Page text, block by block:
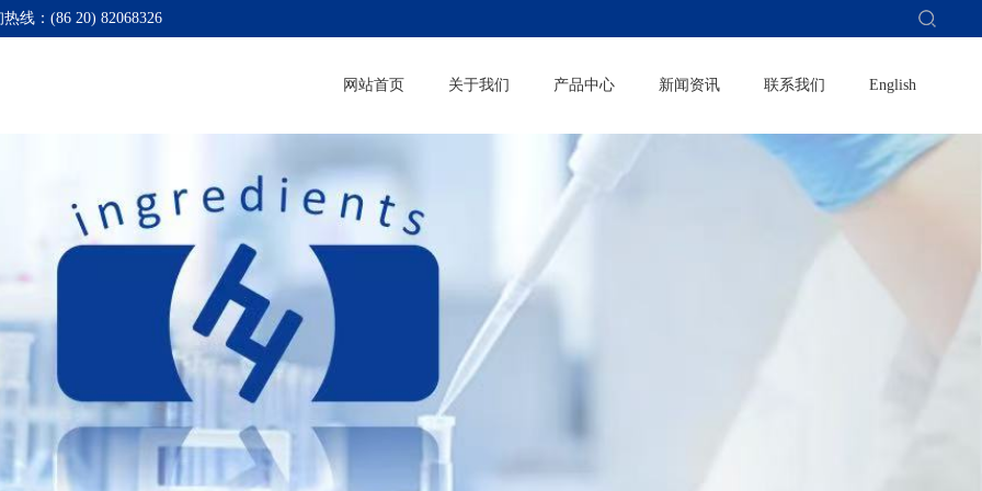
热线：(86 20) 82068326
网站首页 关于我们 产品中心 新闻资讯 联系我们 English